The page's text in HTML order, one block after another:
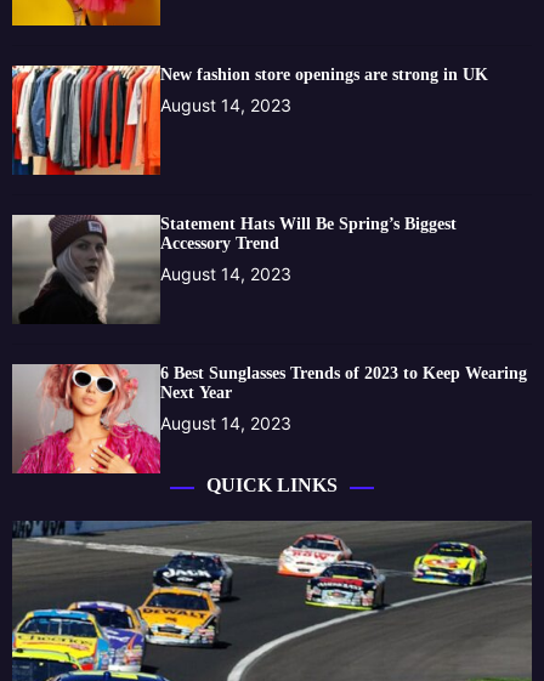
New fashion store openings are strong in UK
August 14, 2023
Statement Hats Will Be Spring’s Biggest
Accessory Trend
August 14, 2023
6 Best Sunglasses Trends of 2023 to Keep Wearing
Next Year
August 14, 2023
QUICK LINKS